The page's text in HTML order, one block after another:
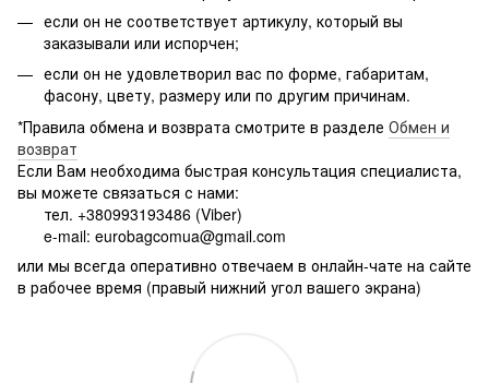
если он не соответствует артикулу, который вы
заказывали или испорчен;
если он не удовлетворил вас по форме, габаритам,
фасону, цвету, размеру или по другим причинам.
*Правила обмена и возврата смотрите в разделе Обмен и
возврат
Если Вам необходима быстрая консультация специалиста,
вы можете связаться с нами:
тел. +380993193486 (Viber)
e-mail: eurobagcomua@gmail.com
или мы всегда оперативно отвечаем в онлайн-чате на сайте
в рабочее время (правый нижний угол вашего экрана)